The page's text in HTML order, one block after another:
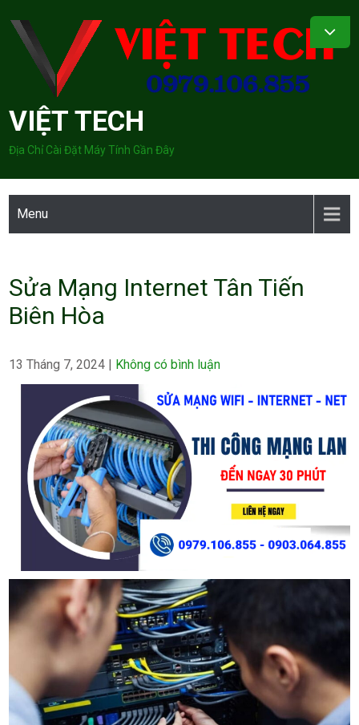
content
VIỆT TECH
Địa Chỉ Cài Đặt Máy Tính Gần Đây
Menu
Sửa Mạng Internet Tân Tiến
Biên Hòa
13 Tháng 7, 2024 | Không có bình luận